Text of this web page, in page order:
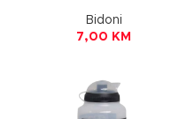
Bidoni
7,00 KM